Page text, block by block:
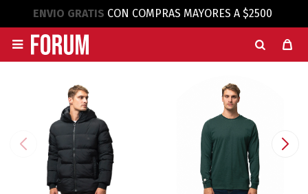
ENVIO GRATIS CON COMPRAS MAYORES A $2500
